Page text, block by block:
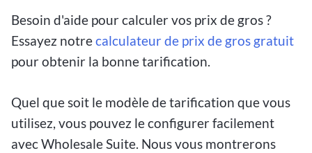
Besoin d'aide pour calculer vos prix de gros ?
Essayez notrecalculateur de prix de gros gratuit
pour obtenir la bonne tarification.
Quel que soit le modèle de tarification que vous
utilisez, vous pouvez le configurer facilement
avec Wholesale Suite. Nous vous montrerons